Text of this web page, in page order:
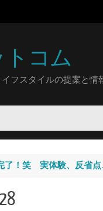
コム
フスタイルの提案と
了！笑 実体験、反省点